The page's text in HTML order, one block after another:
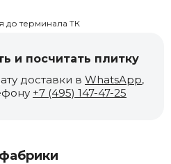
до терминала ТК
и посчитать плитку
доставки в WhatsApp,
+7 (495) 147-47-25